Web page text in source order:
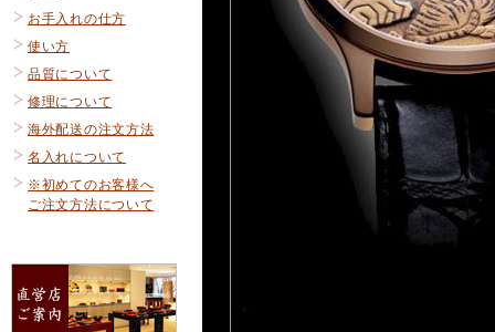
お手入れの仕方
使い方
品質について
修理について
海外配送の注文方法
名入れについて
※初めてのお客様へ
ご注文方法について